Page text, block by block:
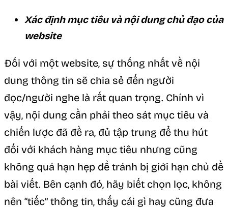
Xác định mục tiêu và nội dung chủ đạo của
website
Đối với một website, sự thống nhất về nội
dung thông tin sẽ chia sẻ đến người
đọc/người nghe là rất quan trọng. Chính vì
vậy, nội dung cần phải theo sát mục tiêu và
chiến lược đã đề ra, đủ tập trung để thu hút
đối với khách hàng mục tiêu nhưng cũng
không quá hạn hẹp để tránh bị giới hạn chủ đề
bài viết. Bên cạnh đó, hãy biết chọn lọc, không
nên “tiếc” thông tin, thấy cái gì hay cũng đưa